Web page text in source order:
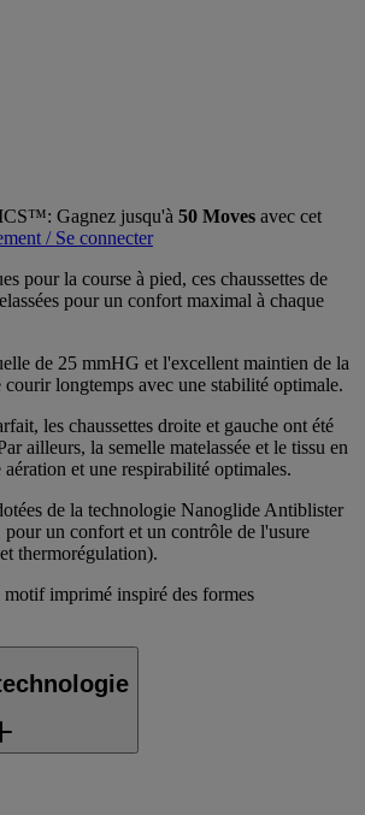
Gagnez jusqu'à 50 Moves avec cet
/ Se connecter
pour la course à pied, ces chaussettes de
pour un confort maximal à chaque
de 25 mmHG et l'excellent maintien de la
longtemps avec une stabilité optimale.
les chaussettes droite et gauche ont été
ailleurs, la semelle matelassée et le tissu en
aération et une respirabilité optimales.
de la technologie Nanoglide Antiblister
pour un confort et un contrôle de l'usure
thermorégulation).
motif imprimé inspiré des formes